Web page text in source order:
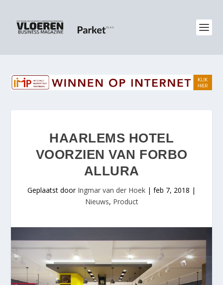
HAARLEMS HOTEL
VOORZIEN VAN FORBO
ALLURA
Geplaatst door Ingmar van der Hoek | feb 7, 2018 |
Nieuws, Product